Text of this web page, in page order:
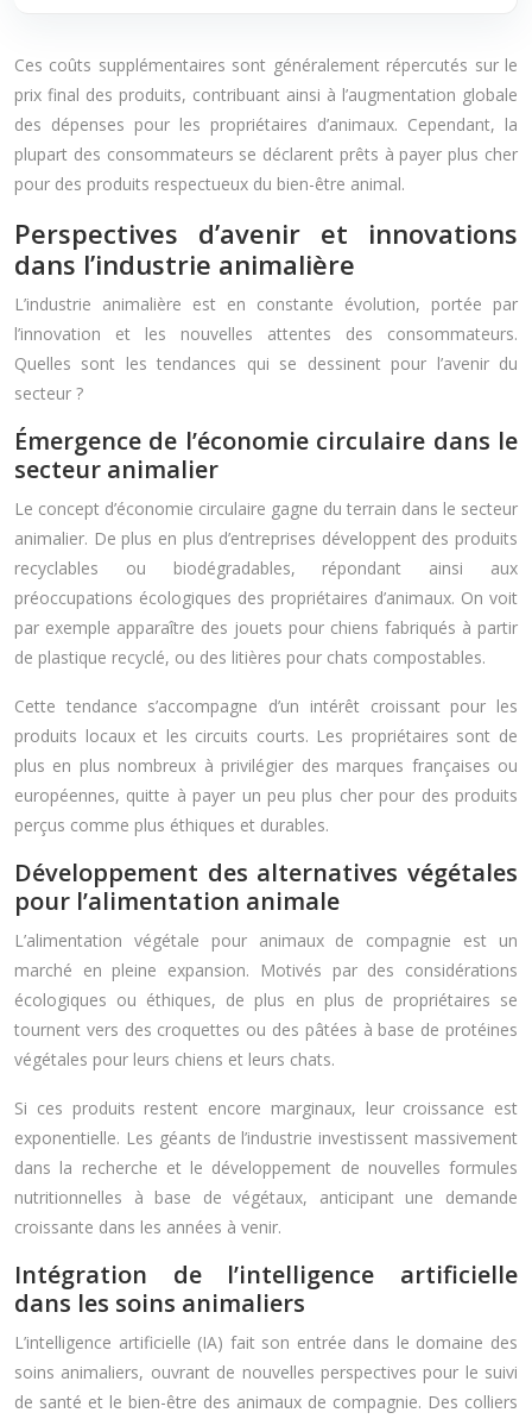
Ces coûts supplémentaires sont généralement répercutés sur le
prix final des produits, contribuant ainsi à l’augmentation globale
des dépenses pour les propriétaires d’animaux. Cependant, la
plupart des consommateurs se déclarent prêts à payer plus cher
pour des produits respectueux du bien-être animal.
Perspectives d’avenir et innovations
dans l’industrie animalière
L’industrie animalière est en constante évolution, portée par
l’innovation et les nouvelles attentes des consommateurs.
Quelles sont les tendances qui se dessinent pour l’avenir du
secteur ?
Émergence de l’économie circulaire dans le
secteur animalier
Le concept d’économie circulaire gagne du terrain dans le secteur
animalier. De plus en plus d’entreprises développent des produits
recyclables ou biodégradables, répondant ainsi aux
préoccupations écologiques des propriétaires d’animaux. On voit
par exemple apparaître des jouets pour chiens fabriqués à partir
de plastique recyclé, ou des litières pour chats compostables.
Cette tendance s’accompagne d’un intérêt croissant pour les
produits locaux et les circuits courts. Les propriétaires sont de
plus en plus nombreux à privilégier des marques françaises ou
européennes, quitte à payer un peu plus cher pour des produits
perçus comme plus éthiques et durables.
Développement des alternatives végétales
pour l’alimentation animale
L’alimentation végétale pour animaux de compagnie est un
marché en pleine expansion. Motivés par des considérations
écologiques ou éthiques, de plus en plus de propriétaires se
tournent vers des croquettes ou des pâtées à base de protéines
végétales pour leurs chiens et leurs chats.
Si ces produits restent encore marginaux, leur croissance est
exponentielle. Les géants de l’industrie investissent massivement
dans la recherche et le développement de nouvelles formules
nutritionnelles à base de végétaux, anticipant une demande
croissante dans les années à venir.
Intégration de l’intelligence artificielle
dans les soins animaliers
L’intelligence artificielle (IA) fait son entrée dans le domaine des
soins animaliers, ouvrant de nouvelles perspectives pour le suivi
de santé et le bien-être des animaux de compagnie. Des colliers